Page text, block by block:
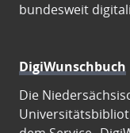
bundesweit
DigiWunschbuch
Die